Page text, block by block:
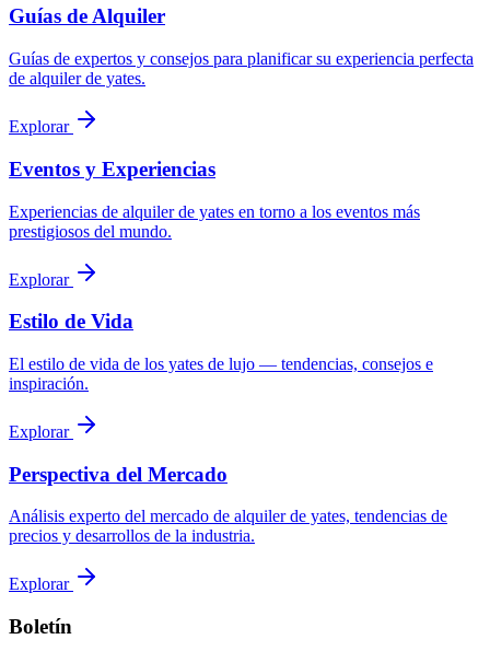
Guías de Alquiler
Guías de expertos y consejos para planificar su experiencia perfecta
de alquiler de yates.
Explorar
Eventos y Experiencias
Experiencias de alquiler de yates en torno a los eventos más
prestigiosos del mundo.
Explorar
Estilo de Vida
El estilo de vida de los yates de lujo — tendencias, consejos e
inspiración.
Explorar
Perspectiva del Mercado
Análisis experto del mercado de alquiler de yates, tendencias de
precios y desarrollos de la industria.
Explorar
Boletín